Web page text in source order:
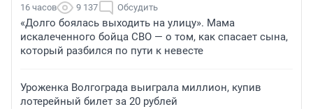
16 часов 9 137 Обсудить
«Долго боялась выходить на улицу». Мама
искалеченного бойца СВО — о том, как спасает сына,
который разбился по пути к невесте
Уроженка Волгограда выиграла миллион, купив
лотерейный билет за 20 рублей